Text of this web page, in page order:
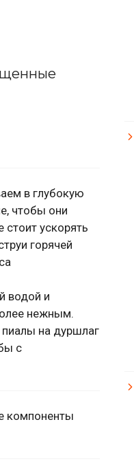
в глубокую
чтобы они
ускорять
горячей
водой и
нежным.
на дуршлаг
с
компоненты